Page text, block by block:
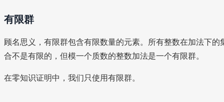
2
4
=
^
m
b
^
=
}
有限群
顾名思义，有限群包含有限数量的元素。所有整数在加法下的
合不是有限的，但模一个质数的整数加法是一个有限群。
在零知识证明中，我们只使用有限群。